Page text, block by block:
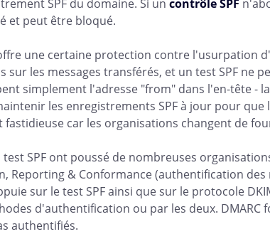
SPF du domaine. Si un contrôle SPF
et peut être bloqué.
une certaine protection contre l'usurpation
sur les messages transférés, et un test SPF ne
simplement l'adresse "from" dans l'en-tête -
les enregistrements SPF à jour pour
fastidieuse car les organisations changent de
test SPF ont poussé de nombreuses
Reporting & Conformance (authentification
sur le test SPF ainsi que sur le protocole
d'authentification ou par les deux.
authentifiés.